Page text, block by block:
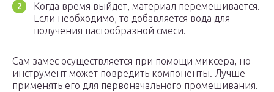
Когда время выйдет, материал перемешивается.
Если необходимо, то добавляется вода для
получения пастообразной смеси.
Сам замес осуществляется при помощи миксера, но
инструмент может повредить компоненты. Лучше
применять его для первоначального промешивания.